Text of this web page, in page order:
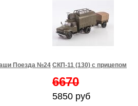
Поезда №24 СКП-11 (130) с прицепом
6670
5850 руб